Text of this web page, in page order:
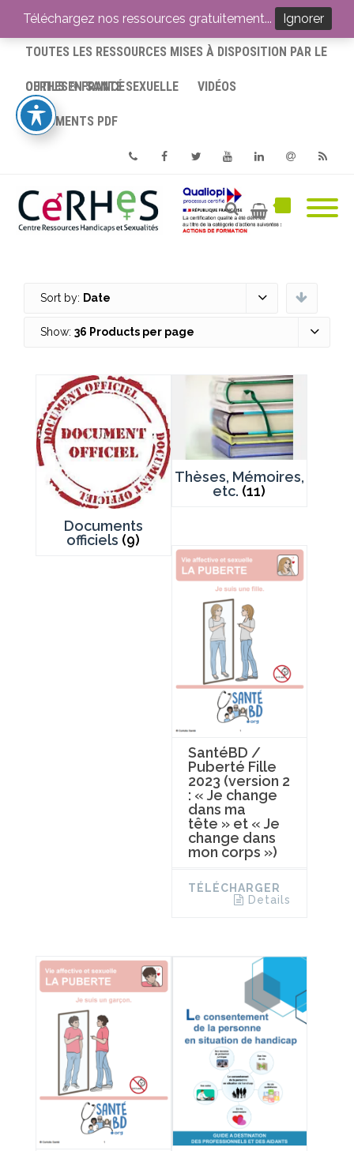
ACCUEIL
TOUTES LES RESSOURCES MISES À DISPOSITION PAR LE
CERHES® FRANCE
OUTILS EN SANTÉ SEXUELLE VIDÉOS
DOCUMENTS PDF
PhoneFacebookTwitterYoutube
Sort by: Date
Show: 36 Products per page
Documents
officiels (9)
Thèses, Mémoires,
etc. (11)
SantéBD /
Puberté Fille
2023 (version 2
: « Je change
dans ma
tête » et « Je
change dans
mon corps »)
TÉLÉCHARGER
Details
Téléchargez nos ressources gratuitement... Ignorer